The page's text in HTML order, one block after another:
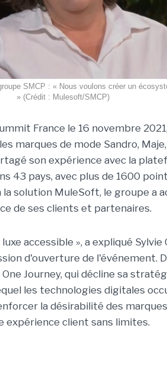
SMCP : « Nous voulons créer un
» (Crédit : Mulesoft/SMCP)
France le 16 novembre
marques de mode Sandro,
son expérience avec la
43 pays, avec plus de 1600
solution MuleSoft, le groupe a
de ses clients et partenaires.
accessible », a expliqué Sylvie
d'ouverture de l'événement.
Journey, qui décline sa
les technologies digitales
la désirabilité des
expérience client sans limites.